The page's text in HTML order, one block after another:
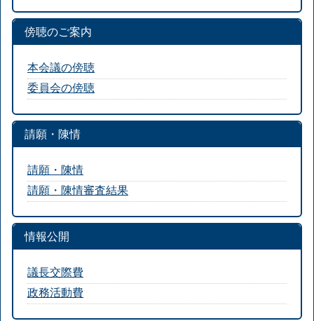
傍聴のご案内
本会議の傍聴
委員会の傍聴
請願・陳情
請願・陳情
請願・陳情審査結果
情報公開
議長交際費
政務活動費